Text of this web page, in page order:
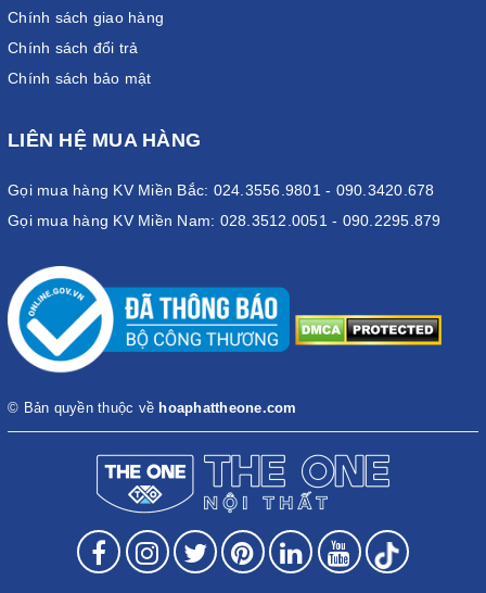
Chính sách giao hàng
Chính sách đổi trả
Chính sách bảo mật
LIÊN HỆ MUA HÀNG
Gọi mua hàng KV Miền Bắc: 024.3556.9801 - 090.3420.678
Gọi mua hàng KV Miền Nam: 028.3512.0051 - 090.2295.879
© Bản quyền thuộc về hoaphattheone.com